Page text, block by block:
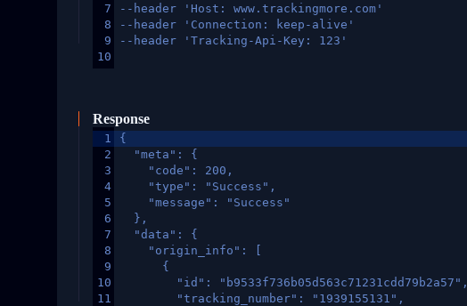
7
8
9
10
--header 'Host: www.trackingmore.com'
--header 'Connection: keep-alive'
--header 'Tracking-Api-Key: 123'
Response
1
2
3
4
5
6
7
8
9
10
11
{
  "meta": {
    "code": 200,
    "type": "Success",
    "message": "Success"
  },
  "data": {
    "origin_info": [
      {
        "id": "b9533f736b05d563c71231cdd79b2a57",
        "tracking_number": "1939155131",